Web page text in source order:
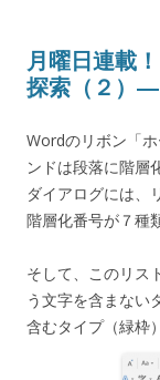
月曜日連載
探索（２）
Wordのリボン「
ンドは段落に階層
ダイアログには、
階層化番号が７種
そして、このリス
う文字を含まない
含むタイプ（緑枠